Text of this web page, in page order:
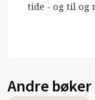
tide - og til og
Andre